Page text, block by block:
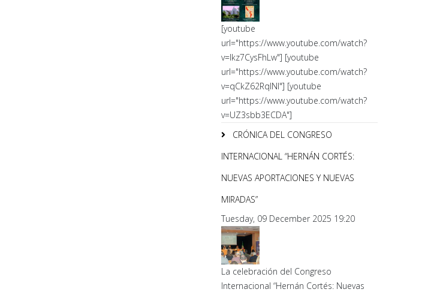
[youtube
url="https://www.youtube.com/watch?
v=lkz7CysFhLw"] [youtube
url="https://www.youtube.com/watch?
v=qCkZ62RqlNI"] [youtube
url="https://www.youtube.com/watch?
v=UZ3sbb3ECDA"]
CRÓNICA DEL CONGRESO
INTERNACIONAL “HERNÁN CORTÉS:
NUEVAS APORTACIONES Y NUEVAS
MIRADAS”
Tuesday, 09 December 2025 19:20
La celebración del Congreso
Internacional “Hernán Cortés: Nuevas